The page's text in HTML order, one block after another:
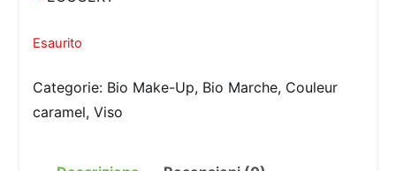
Esaurito
Categorie: Bio Make-Up, Bio Marche, Couleur
caramel,Viso